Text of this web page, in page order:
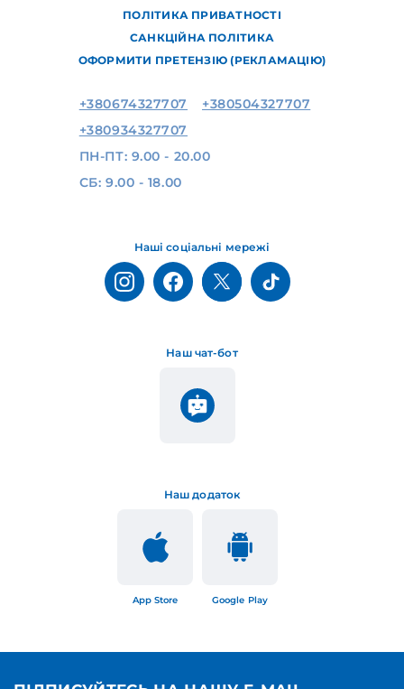
ПОЛІТИКА ПРИВАТНОСТІ
САНКЦІЙНА ПОЛІТИКА
ОФОРМИТИ ПРЕТЕНЗІЮ (РЕКЛАМАЦІЮ)
Наш додаток
App Store Google Play
Наш чат-бот
Наші соціальні мережі
+380674327707
+380504327707
+380934327707
ПН-ПТ: 9.00 - 20.00
СБ: 9.00 - 18.00